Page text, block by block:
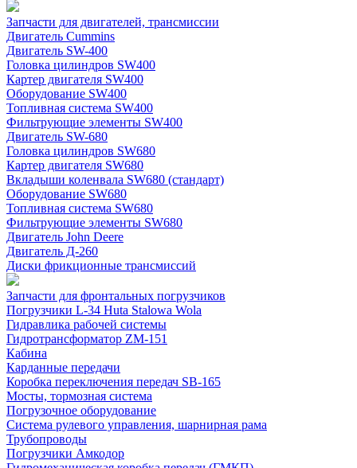
Запчасти для двигателей, трансмиссии
Двигатель Cummins
Двигатель SW-400
Головка цилиндров SW400
Картер двигателя SW400
Оборудование SW400
Топливная система SW400
Фильтрующие элементы SW400
Двигатель SW-680
Головка цилиндров SW680
Картер двигателя SW680
Вкладыши коленвала SW680 (стандарт)
Оборудование SW680
Топливная система SW680
Фильтрующие элементы SW680
Двигатель John Deere
Двигатель Д-260
Диски фрикционные трансмиссий
Запчасти для фронтальных погрузчиков
Погрузчики L-34 Huta Stalowa Wola
Гидравлика рабочей системы
Гидротрансформатор ZM-151
Кабина
Карданные передачи
Коробка переключения передач SB-165
Мосты, тормозная система
Погрузочное оборудование
Система рулевого управления, шарнирная рама
Трубопроводы
Погрузчики Амкодор